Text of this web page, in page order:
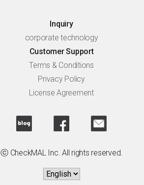
Inquiry
corporate technology
Customer Support
Terms & Conditions
Privacy Policy
License Agreement
ⓒ CheckMAL Inc. All rights reserved.